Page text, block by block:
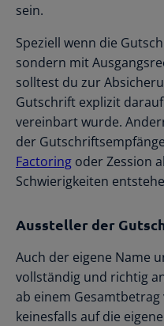
sein.
Speziell wenn die
sondern mit
solltest du zur
Gutschrift explizit
vereinbart wurde.
der
Factoring oder Zession
Schwierigkeiten
Aussteller der
Auch der eigene Name
vollständig und richtig
ab einem Gesamtbetrag
keinesfalls auf die